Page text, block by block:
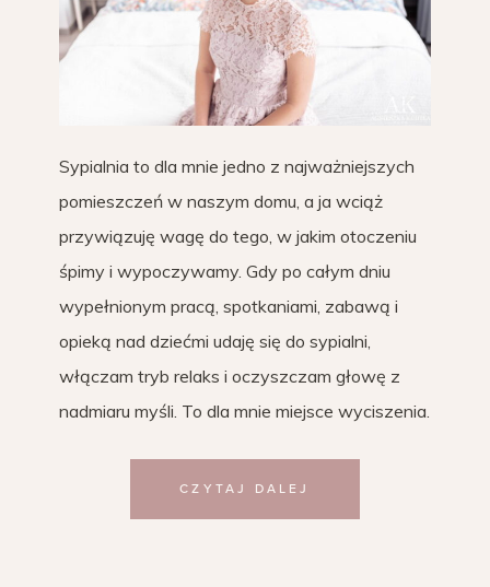
Sypialnia to dla mnie jedno z najważniejszych
pomieszczeń w naszym domu, a ja wciąż
przywiązuję wagę do tego, w jakim otoczeniu
śpimy i wypoczywamy. Gdy po całym dniu
wypełnionym pracą, spotkaniami, zabawą i
opieką nad dziećmi udaję się do sypialni,
włączam tryb relaks i oczyszczam głowę z
nadmiaru myśli. To dla mnie miejsce wyciszenia.
CZYTAJ DALEJ